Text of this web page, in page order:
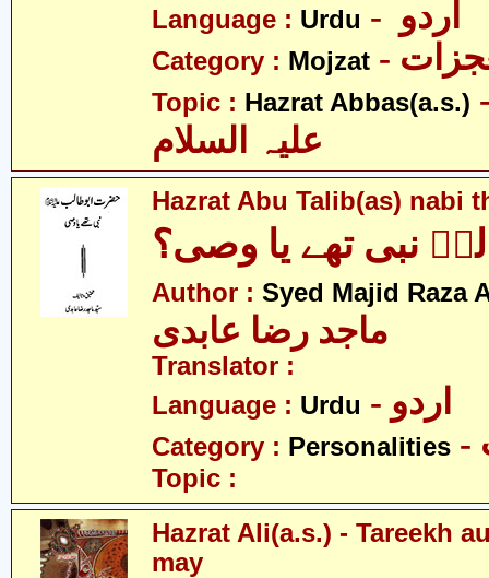
Language : Urdu
Category : Mojzat
Topic : Hazrat Abbas(a.s.)
علیہ السلام
Hazrat Abu Talib(as) nabi
نبی تھے یا وصی؟
Author : Syed Majid Raza
ماجد رضا عابدی
Translator :
Language : Urdu - اردو
Category : Personalities
Topic :
Hazrat Ali(a.s.) - Tareekh
may